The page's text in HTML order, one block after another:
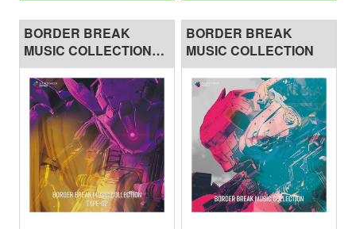
BORDER BREAK
MUSIC COLLECTION
TYPE-02
BORDER BREAK
MUSIC COLLECTION